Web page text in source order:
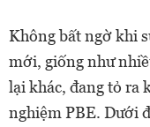
Không bất ngờ khi
mới, giống như
lại khác, đang tỏ ra
nghiệm PBE. Dưới